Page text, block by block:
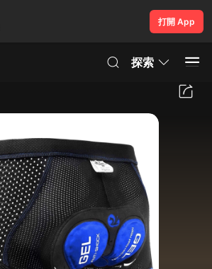
打開 App
探索